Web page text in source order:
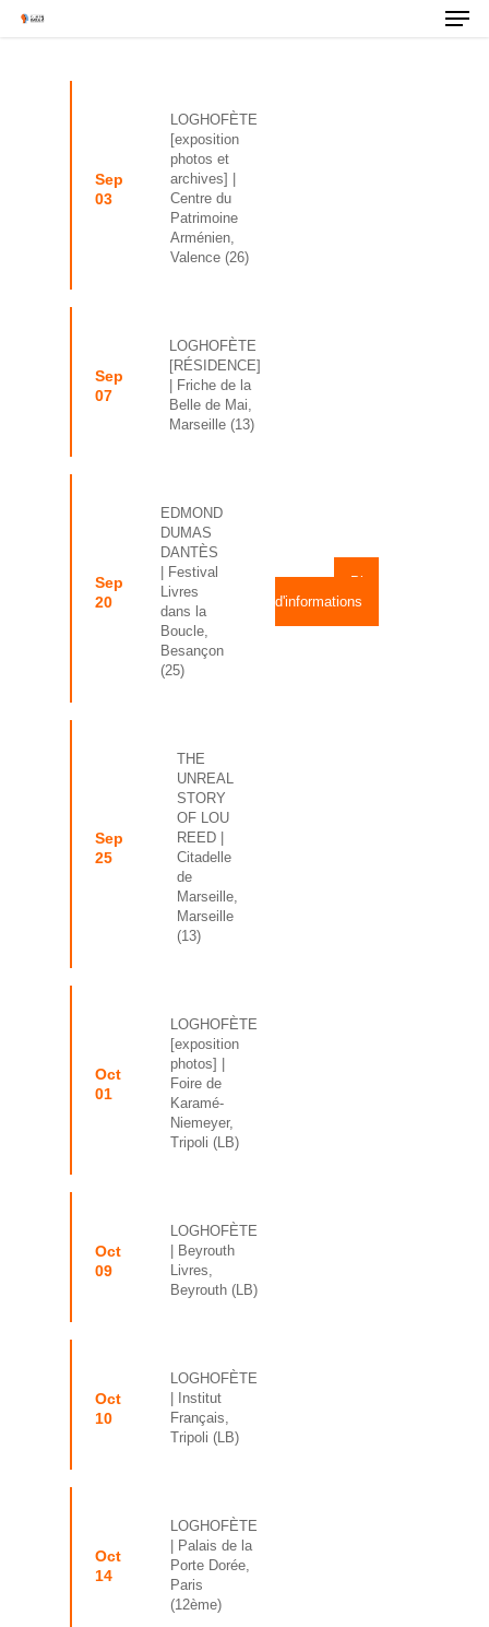
Sep
03
LOGHOFÈTE
[exposition
photos et
archives]
Centre du
Patrimoine
Arménien,
Valence (26)
Sep
07
LOGHOFÈTE
[RÉSIDENCE]
| Friche de la
Belle de Mai,
Marseille (13)
Sep
20
EDMOND
DUMAS
DANTÈS
| Festival
Livres
dans la
Boucle,
Besançon
(25)
Plus
d'informations
Sep
25
THE
UNREAL
STORY
OF LOU
REED
Citadelle
de
Marseille,
Marseille
(13)
Oct
01
LOGHOFÈTE
[exposition
photos]
Foire de
Karamé-
Niemeyer,
Tripoli (LB)
Oct
09
LOGHOFÈTE
| Beyrouth
Livres,
Beyrouth (LB)
Oct
10
LOGHOFÈTE
| Institut
Français,
Tripoli (LB)
Oct
14
LOGHOFÈTE
| Palais de la
Porte Dorée,
Paris
(12ème)